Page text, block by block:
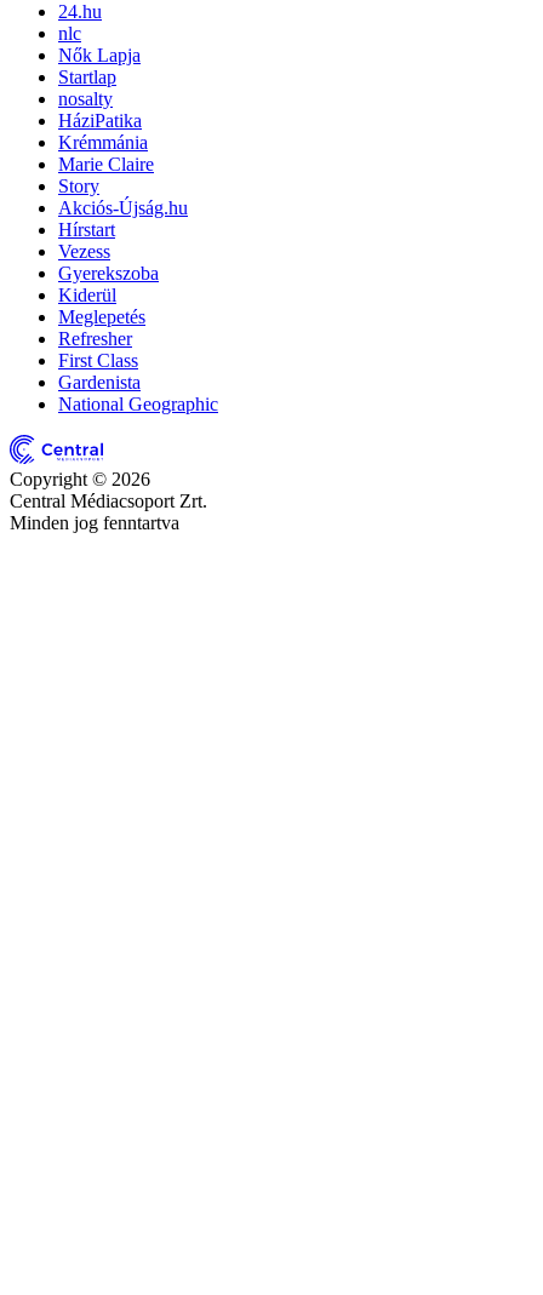
24.hu
nlc
Nők Lapja
Startlap
nosalty
HáziPatika
Krémmánia
Marie Claire
Story
Akciós-Újság.hu
Hírstart
Vezess
Gyerekszoba
Kiderül
Meglepetés
Refresher
First Class
Gardenista
National Geographic
Copyright © 2026
Central Médiacsoport Zrt.
Minden jog fenntartva